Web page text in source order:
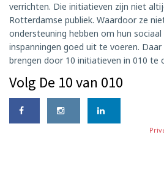
verrichten. Die initiatieven zijn niet
Rotterdamse publiek. Waardoor ze
ondersteuning hebben om hun
inspanningen goed uit te voeren. Daar
brengen door 10 initiatieven in 010 te
Volg De 10 van 010